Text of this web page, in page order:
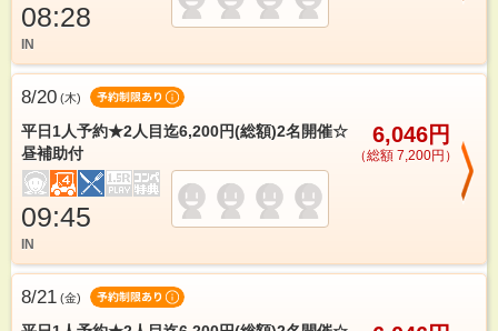
08:28
IN
8/20 (木)
平日1人予約★2人目迄6,200円(総額)2名開催☆
昼補助付
6,046円
（総額 7,200円）
09:45
IN
8/21 (金)